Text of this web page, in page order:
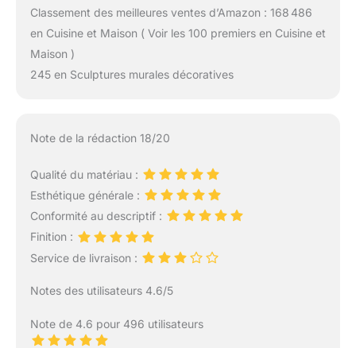
Classement des meilleures ventes d’Amazon : 168 486
en Cuisine et Maison ( Voir les 100 premiers en Cuisine et
Maison )
245 en Sculptures murales décoratives
Note de la rédaction 18/20
Qualité du matériau :
Esthétique générale :
Conformité au descriptif :
Finition :
Service de livraison :
Notes des utilisateurs 4.6/5
Note de 4.6 pour 496 utilisateurs